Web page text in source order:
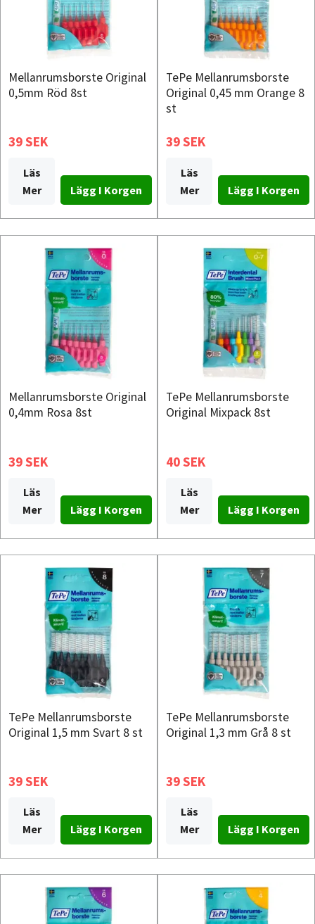
Mellanrumsborste Original
0,5mm Röd 8st
39 SEK
Läs
Mer
TePe Mellanrumsborste
Original 0,45 mm Orange 8
st
39 SEK
Läs
Mer
Mellanrumsborste Original
0,4mm Rosa 8st
39 SEK
Läs
Mer
TePe Mellanrumsborste
Original Mixpack 8st
40 SEK
Läs
Mer
TePe Mellanrumsborste
Original 1,5 mm Svart 8 st
39 SEK
Läs
Mer
TePe Mellanrumsborste
Original 1,3 mm Grå 8 st
39 SEK
Läs
Mer